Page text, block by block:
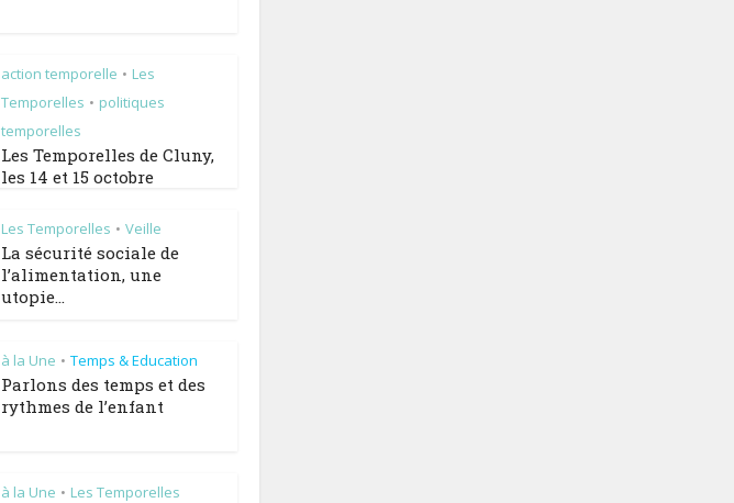
action temporelle • Les
Temporelles • politiques
temporelles
Les Temporelles de Cluny,
les 14 et 15 octobre
Les Temporelles • Veille
La sécurité sociale de
l’alimentation, une
utopie...
à la Une • Temps & Education
Parlons des temps et des
rythmes de l’enfant
à la Une • Les Temporelles